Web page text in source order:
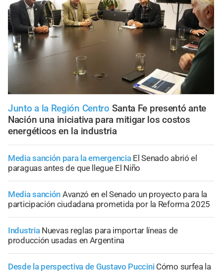
Junto a la Región Centro Santa Fe presentó ante
Nación una iniciativa para mitigar los costos
energéticos en la industria
Media sanción para la emergencia El Senado abrió el
paraguas antes de que llegue El Niño
Media sanción Avanzó en el Senado un proyecto para la
participación ciudadana prometida por la Reforma 2025
Industria Nuevas reglas para importar líneas de
producción usadas en Argentina
Desde la perspectiva de Gustavo Puccini Cómo surfea la